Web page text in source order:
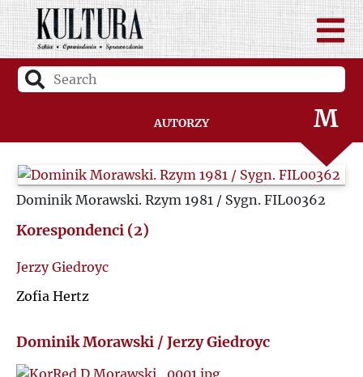
Autorzy
L
Ł
M
N
O
Dominik Morawski. Rzym 1981 / Sygn. FIL00362
Korespondenci (2)
Jerzy Giedroyc
Zofia Hertz
Dominik Morawski / Jerzy Giedroyc